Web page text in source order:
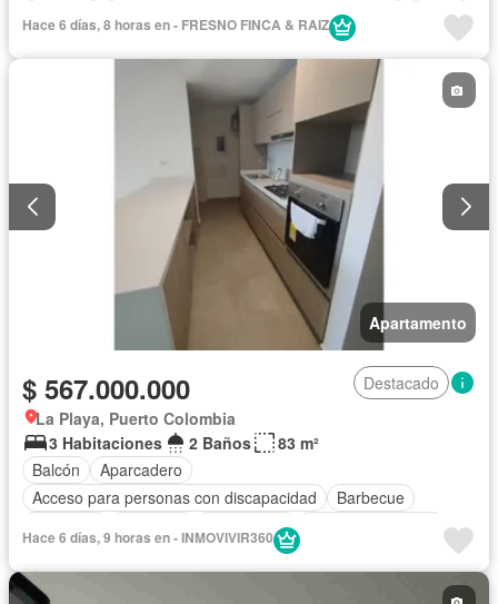
Acceso para personas con discapacidad
Jardín
Gimnasio
Piscina
Permite mascotas
Sin amoblar
Hace 6 días, 8 horas en - FRESNO FINCA & RAIZ
Apartamento
$ 567.000.000
Destacado
La Playa, Puerto Colombia
3 Habitaciones
2 Baños
83 m²
Balcón
Aparcadero
Acceso para personas con discapacidad
Barbecue
Gas natural
Hace 6 días, 9 horas en - INMOVIVIR360